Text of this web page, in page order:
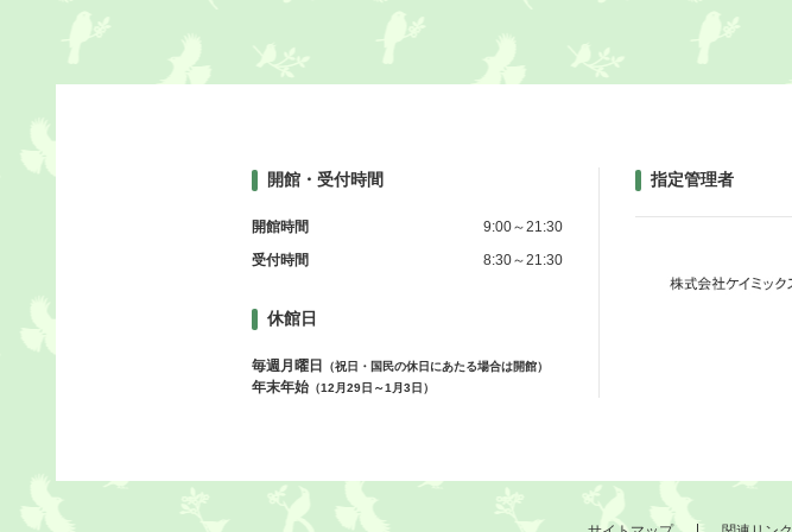
開館・受付時間
開館時間
9:00～21:30
受付時間
8:30～21:30
休館日
毎週月曜日 （祝日・国民の休日にあたる場合は開館）
年末年始 （12月29日～1月3日）
指定管理者